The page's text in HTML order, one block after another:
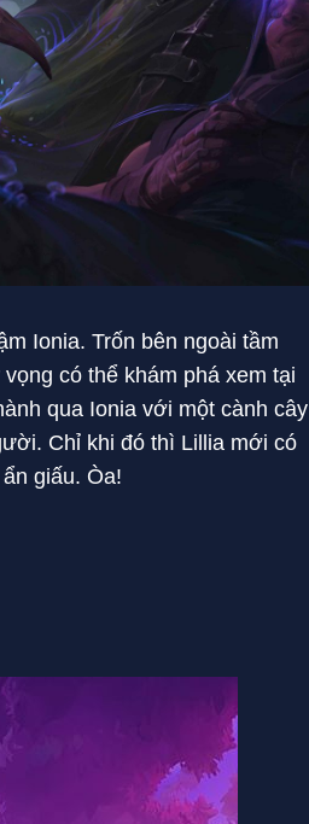
Ionia. Trốn bên ngoài tầm
có thể khám phá xem tại
qua Ionia với một cành cây
Chỉ khi đó thì Lillia mới có
giấu. Òa!